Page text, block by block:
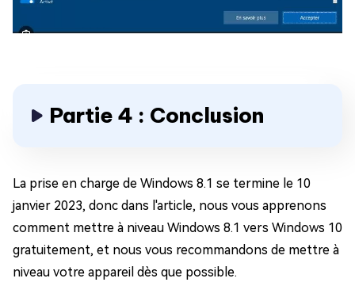
Partie 4 : Conclusion
La prise en charge de Windows 8.1 se termine le 10
janvier 2023, donc dans l'article, nous vous apprenons
comment mettre à niveau Windows 8.1 vers Windows 10
gratuitement, et nous vous recommandons de mettre à
niveau votre appareil dès que possible.